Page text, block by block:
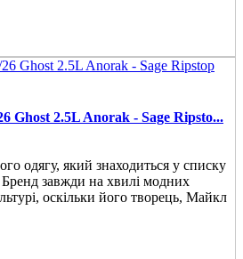
Ghost 2.5L Anorak - Sage Ripsto...
одягу, який знаходиться у списку
Бренд завжди на хвилі модних
оскільки його творець, Майкл